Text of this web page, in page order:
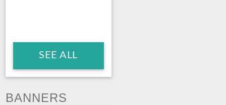
SEE ALL
BANNERS